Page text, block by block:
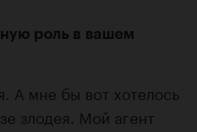
роль в вашем
А мне бы вот хотелось
злодея. Мой агент